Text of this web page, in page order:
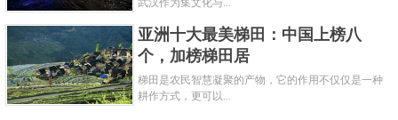
关键字：景点 古镇
共3页: 上一页 1 3 下一页
武汉作为集文化与...
亚洲十大最美梯田：中国上榜八
个，加榜梯田居
梯田是农民智慧凝聚的产物，它的作用不仅仅是一种
耕作方式，更可以...